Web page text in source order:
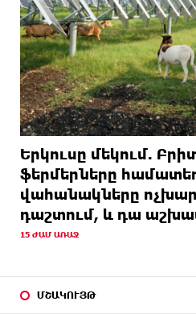
Երկուսը մեկում.
ֆերմերները
վահանակները
դաշտում, և դա
15 ԺԱՄ ԱՌԱՋ
ՄՇԱԿՈՒՅԹ